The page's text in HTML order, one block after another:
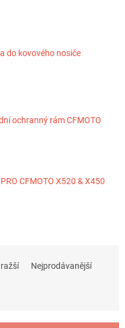
do kovového nosiče
ochranný rám CFMOTO
CFMOTO X520 & X450
Nejprodávanější